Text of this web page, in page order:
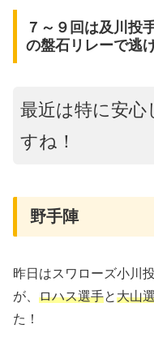
７～９回は及川投
の盤石リレーで逃
最近は特に安心
すね！
野手陣
昨日はスワローズ小川
が、 ロハス選手と大山
た！